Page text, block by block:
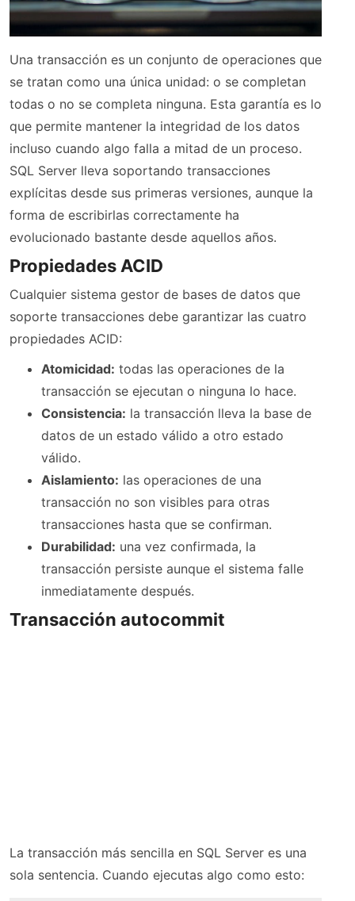
Una transacción es un conjunto de operaciones que
se tratan como una única unidad: o se completan
todas o no se completa ninguna. Esta garantía es lo
que permite mantener la integridad de los datos
incluso cuando algo falla a mitad de un proceso.
SQL Server lleva soportando transacciones
explícitas desde sus primeras versiones, aunque la
forma de escribirlas correctamente ha
evolucionado bastante desde aquellos años.
Propiedades ACID
Cualquier sistema gestor de bases de datos que
soporte transacciones debe garantizar las cuatro
propiedades ACID:
Atomicidad: todas las operaciones de la
transacción se ejecutan o ninguna lo hace.
Consistencia: la transacción lleva la base de
datos de un estado válido a otro estado
válido.
Aislamiento: las operaciones de una
transacción no son visibles para otras
transacciones hasta que se confirman.
Durabilidad: una vez confirmada, la
transacción persiste aunque el sistema falle
inmediatamente después.
Transacción autocommit
La transacción más sencilla en SQL Server es una
sola sentencia. Cuando ejecutas algo como esto: